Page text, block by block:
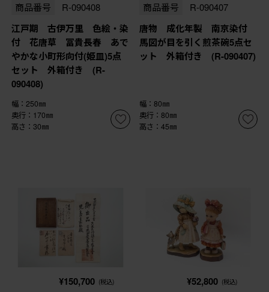
商品番号 R-090408
江戸期 古伊万里 色絵・染
付 花唐草 冨貴長春 あで
やかな小町形向付(姫皿)5点
セット 外箱付き (R-
090408)
幅：250㎜
奥行：170㎜
高さ：30㎜
商品番号 R-090407
唐物 成化年製 南京染付
馬図が目を引く煎茶碗5点セ
ット 外箱付き (R-090407)
幅：80㎜
奥行：80㎜
高さ：45㎜
¥150,700 (税込) ¥52,800 (税込)